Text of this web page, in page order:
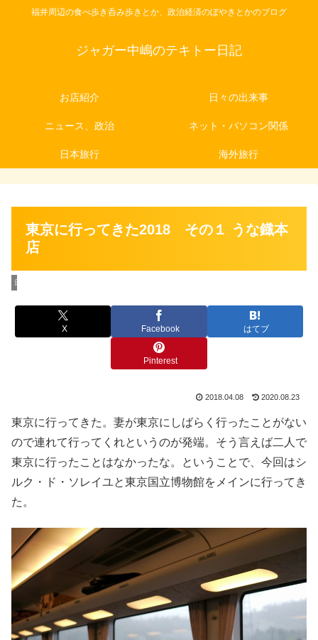
福井周辺の食べ歩き呑み歩きとか、政治経済のぼやきとかのブログ
ジャガー中嶋のテキトー日記
お店紹介 日々の出来事
ニュース、政治 ネット・パソコン関係
日本旅行 海外旅行
東京に行ってきた2018 その１ うな鐡本
店
日本旅行
X Facebook はてブ
Pinterest
2018.04.08 2020.08.23
東京に行ってきた。妻が東京にしばらく行ったことがない
ので連れて行ってくれというのが発端。そう言えば二人で
東京に行ったことはなかったな。ということで、今回はシ
ルク・ド・ソレイユと東京国立博物館をメインに行ってき
た。